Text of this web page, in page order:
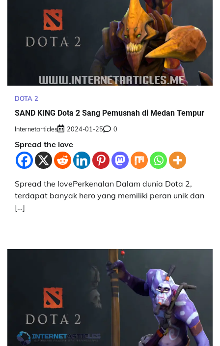
DOTA 2
SAND KING Dota 2 Sang Pemusnah di Medan Tempur
Internetarticles 2024-01-25 0
Spread the love
Spread the lovePerkenalan Dalam dunia Dota 2,
terdapat banyak hero yang memiliki peran unik dan
[…]